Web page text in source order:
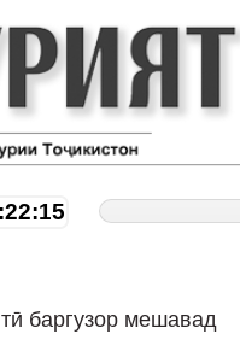
баргузор мешавад